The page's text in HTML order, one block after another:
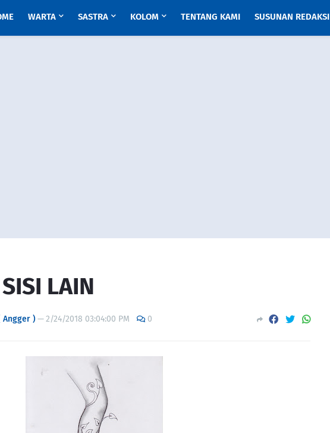
WARTA SASTRA KOLOM TENTANG KAMI SUSUNAN REDAKSI
LAIN
Angger )—2/24/2018 03:04:00 PM 0